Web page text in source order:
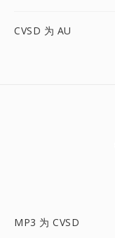
CVSD 为 AU
MP3 为 CVSD